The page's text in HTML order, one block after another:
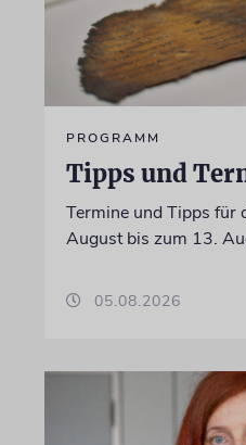
PROGRAMM
Tipps und
Termine und Tipps für
August bis zum 13.
05.08.2026